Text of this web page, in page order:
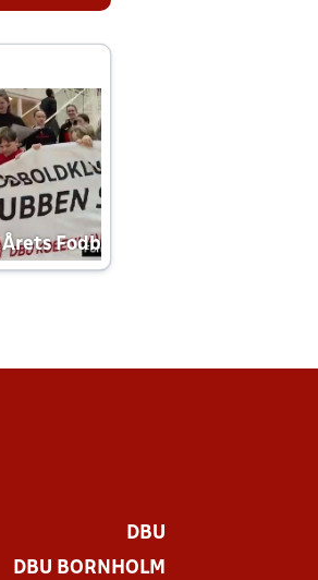
Årets Fodboldklub 2025 mp4
DBU
DBU BORNHOLM